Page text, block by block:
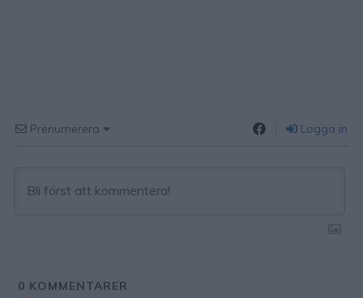
Prenumerera Logga in
0 KOMMENTARER